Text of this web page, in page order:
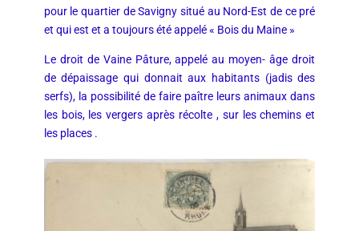
pour le quartier de Savigny situé au Nord-Est de ce pré
et qui est et a toujours été appelé « Bois du Maine »
Le droit de Vaine Pâture, appelé au moyen- âge droit
de dépaissage qui donnait aux habitants (jadis des
serfs), la possibilité de faire paître leurs animaux dans
les bois, les vergers après récolte , sur les chemins et
les places .